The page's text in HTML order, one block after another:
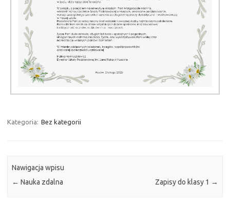
Kategoria: Bez kategorii
Nawigacja wpisu
← Nauka zdalna Zapisy do klasy 1 →